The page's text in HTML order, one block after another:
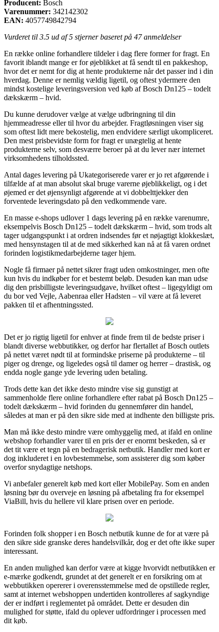
Producent: Bosch
Varenummer: 342142302
EAN: 4057749842794
Vurderet til 3.5 ud af 5 stjerner baseret på 47anmeldelser
En række online forhandlere tildeler i dag flere former for fragt. En
favorit iblandt mange er for øjeblikket at få sendt til en pakkeshop,
hvor det er nemt for dig at hente produkterne når det passer ind i din
hverdag. Denne er nemlig vældig ligetil, og oftest ydermere den
mindst kostelige leveringsversion ved køb af Bosch Dn125 – todelt
dækskærm – hvid.
Du kunne derudover vælge at vælge udbringning til din
hjemmeadresse eller til hvor du arbejder. Fragtløsningen viser sig
som oftest lidt mere bekostelig, men endvidere særligt ukompliceret.
Den mest prisbevidste form for fragt er unægtelig at hente
produkterne selv, som desværre beroer på at du lever nær internet
virksomhedens tilholdssted.
Antal dages levering på Ukategoriserede varer er jo ret afgørende i
tilfælde af at man absolut skal bruge varerne øjeblikkeligt, og i det
øjemed er det øjensynligt afgørende at vi dobbelttjekker den
forventede leveringsdato på den vedkommende vare.
En masse e-shops udlover 1 dags levering på en række varenumre,
eksempelvis Bosch Dn125 – todelt dækskærm – hvid, som trods alt
tager udgangspunkt i at ordren indsendes før et nøjagtigt klokkeslæt,
med hensynstagen til at de med sikkerhed kan nå at få varen ordnet
forinden logistikmedarbejderne tager hjem.
Nogle få firmaer på nettet sikrer fragt uden omkostninger, men ofte
kun hvis du indkøber for et bestemt beløb. Desuden kan man udse
dig den prisbilligste leveringsudgave, hvilket oftest – ligegyldigt om
du bor ved Vejle, Aabenraa eller Hadsten – vil være at få leveret
pakken til et afhentningssted.
Det er jo rigtig ligetil for enhver at finde frem til de bedste priser i
blandt diverse webbutikker, og derfor har flertallet af Bosch outlets
på nettet været nødt til at formindske priserne på produkterne – til
piger og drenge, og ligeledes også til damer og herrer – drastisk, og
endda nogle gange yde levering uden betaling.
Trods dette kan det ikke desto mindre vise sig gunstigt at
sammenholde flere online forhandlere efter rabat på Bosch Dn125 –
todelt dækskærm – hvid forinden du gennemfører din handel,
således at man er på den sikre side med at indhente den billigste pris.
Man må ikke desto mindre være omhyggelig med, at ifald en online
webshop forhandler varer til en pris der er enormt beskeden, så er
det tit være et tegn på en bedragerisk netbutik. Handler med kort er
dog inkluderet i en lovbestemmelse, som assisterer dig som køber
overfor snydagtige netshops.
Vi anbefaler generelt køb med kort eller MobilePay. Som en anden
løsning bør du overveje en løsning på afbetaling fra for eksempel
ViaBill, hvis du hellere vil klare prisen over en periode.
Forinden folk shopper i en Bosch netbutik kunne de for at være på
den sikre side granske deres handelsvilkår, dog er det ofte ikke super
interessant.
En anden mulighed kan derfor være at kigge hvorvidt netbutikken er
e-mærke godkendt, grundet at det generelt er en forsikring om at
webbutikken opererer i overensstemmelse med de opstillede regler,
samt at internet webshoppen undertiden kontrolleres af sagkyndige
der er indført i reglementet på området. Dette er desuden din
mulighed for støtte, ifald du oplever udfordringer i processen med
dit køb.